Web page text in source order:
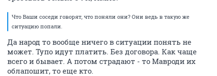
Что Ваши соседи говорят, что поняли они? Они ведь в такую же
ситуацию попали.
Да народ то вообще ничего в ситуации понять не
может. Тупо идут платить. Без договора. Как чаще
всего и бывает. А потом страдают - то Мавроди их
облапошит, то еще кто.